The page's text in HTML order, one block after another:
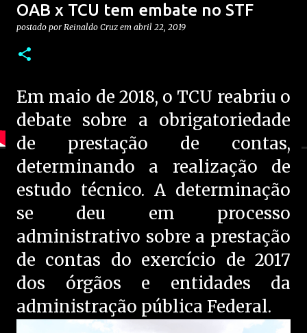
OAB x TCU tem embate no STF
postado por Reinaldo Cruz em abril 22, 2019
Em maio de 2018, o TCU reabriu o
debate sobre a obrigatoriedade
de prestação de contas,
determinando a realização de
estudo técnico. A determinação
se deu em processo
administrativo sobre a prestação
de contas do exercício de 2017
dos órgãos e entidades da
administração pública Federal.